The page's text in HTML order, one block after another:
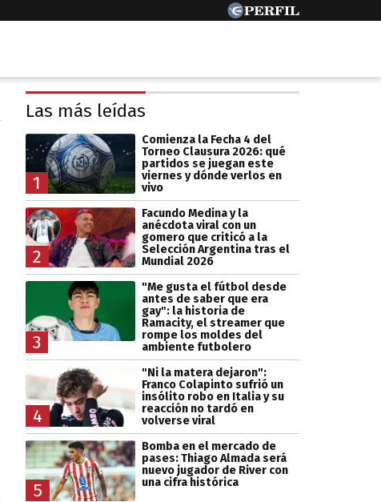
Las más leídas
1
Comienza la Fecha 4 del
Torneo Clausura 2026: qué
partidos se juegan este
viernes y dónde verlos en
vivo
2
Facundo Medina y la
anécdota viral con un
gomero que criticó a la
Selección Argentina tras el
Mundial 2026
3
"Me gusta el fútbol desde
antes de saber que era
gay": la historia de
Ramacity, el streamer que
rompe los moldes del
ambiente futbolero
4
"Ni la matera dejaron":
Franco Colapinto sufrió un
insólito robo en Italia y su
reacción no tardó en
volverse viral
5
Bomba en el mercado de
pases: Thiago Almada será
nuevo jugador de River con
una cifra histórica